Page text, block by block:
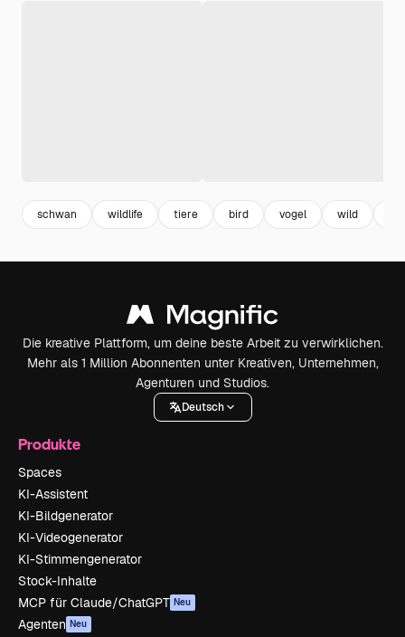
schwan wildlife tiere bird vogel wild
Die kreative Plattform, um deine beste Arbeit zu verwirklichen.
Mehr als 1 Million Abonnenten unter Kreativen, Unternehmen,
Agenturen und Studios.
Deutsch
Produkte
Spaces
KI-Assistent
KI-Bildgenerator
KI-Videogenerator
KI-Stimmengenerator
Stock-Inhalte
MCP für Claude/ChatGPT Neu
Agenten Neu